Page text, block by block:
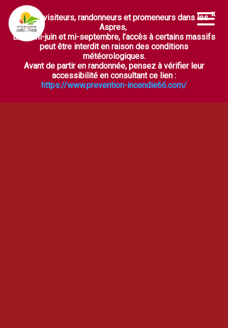
Ouvrir la barre d’outils
Chers visiteurs, randonneurs et promeneurs dans les
Aspres,
Entre mi-juin et mi-septembre, l’accès à certains massifs
peut être interdit en raison des conditions
météorologiques.
Avant de partir en randonnée, pensez à vérifier leur
accessibilité en consultant ce lien :
https://www.prevention-incendie66.com/